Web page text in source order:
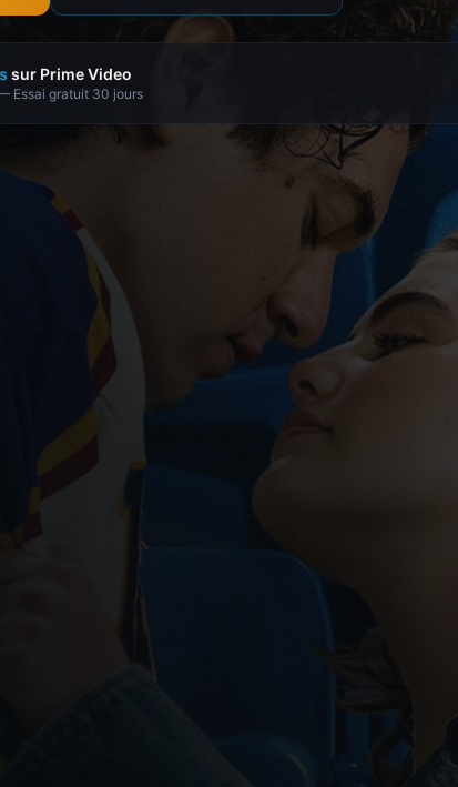
sur Prime Video
Essai gratuit 30 jours